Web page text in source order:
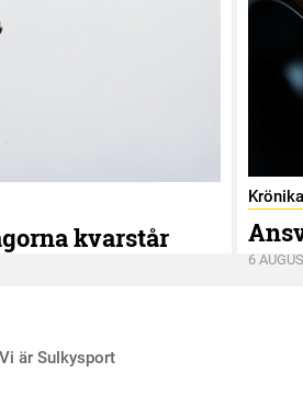
kvarstår
Krönika
6
Vi är Sulkysport